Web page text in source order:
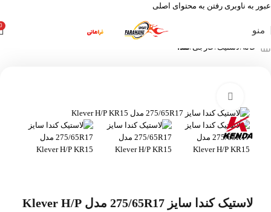
عبور به ناوبری رفتن به محتوای اصلی
منو
خانه لاستیک خارجی کندا
لاستیک کندا سایز 275/65R17 مدل Klever H/P